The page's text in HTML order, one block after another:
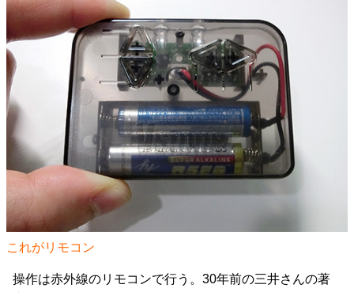
これがリモコン
操作は赤外線のリモコンで行う。30年前の三井さんの著